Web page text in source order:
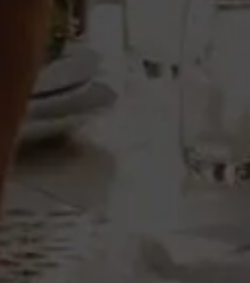
¿Coste de la membresia?